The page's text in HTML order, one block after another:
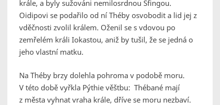
krále, a byly sužováni nemilosrdnou Sfingou.
Oidipovi se podařilo od ní Théby osvobodit a lid jej z
vděčnosti zvolil králem. Oženil se s vdovou po
zemřelém králi Iokastou, aniž by tušil, že se jedná o
jeho vlastní matku.
Na Théby brzy dolehla pohroma v podobě moru.
V této době vyřkla Pýthie věštbu: Thébané mají
z města vyhnat vraha krále, dříve se moru nezbaví.